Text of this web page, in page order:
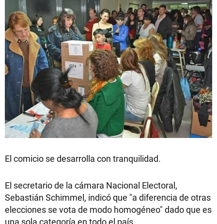
El comicio se desarrolla con tranquilidad.
El secretario de la cámara Nacional Electoral,
Sebastián Schimmel, indicó que "a diferencia de otras
elecciones se vota de modo homogéneo" dado que es
una sola categoría en todo el país.